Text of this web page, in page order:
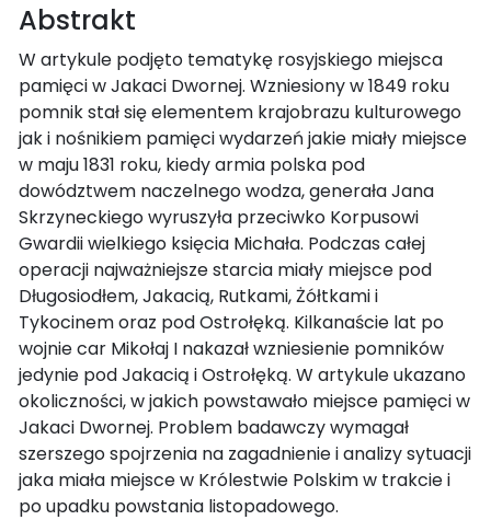
Abstrakt
W artykule podjęto tematykę rosyjskiego miejsca
pamięci w Jakaci Dwornej. Wzniesiony w 1849 roku
pomnik stał się elementem krajobrazu kulturowego
jak i nośnikiem pamięci wydarzeń jakie miały miejsce
w maju 1831 roku, kiedy armia polska pod
dowództwem naczelnego wodza, generała Jana
Skrzyneckiego wyruszyła przeciwko Korpusowi
Gwardii wielkiego księcia Michała. Podczas całej
operacji najważniejsze starcia miały miejsce pod
Długosiodłem, Jakacią, Rutkami, Żółtkami i
Tykocinem oraz pod Ostrołęką. Kilkanaście lat po
wojnie car Mikołaj I nakazał wzniesienie pomników
jedynie pod Jakacią i Ostrołęką. W artykule ukazano
okoliczności, w jakich powstawało miejsce pamięci w
Jakaci Dwornej. Problem badawczy wymagał
szerszego spojrzenia na zagadnienie i analizy sytuacji
jaka miała miejsce w Królestwie Polskim w trakcie i
po upadku powstania listopadowego.